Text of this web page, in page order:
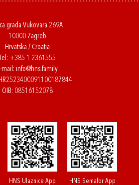
grada Vukovara 269A
10000 Zagreb
Hrvatska / Croatia
Tel: +385 1 2361555
mail: info@hns.family
OIB: 08516152078
HNS Ulaznice App HNS Semafor App